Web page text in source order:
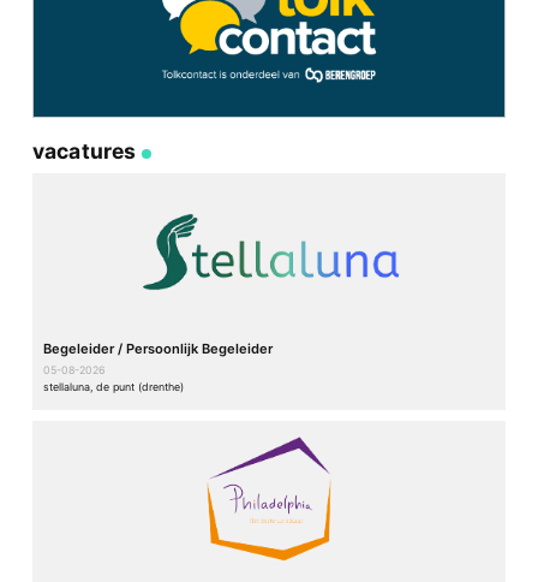
vacatures
Begeleider / Persoonlijk Begeleider
05-08-2026
stellaluna, de punt (drenthe)